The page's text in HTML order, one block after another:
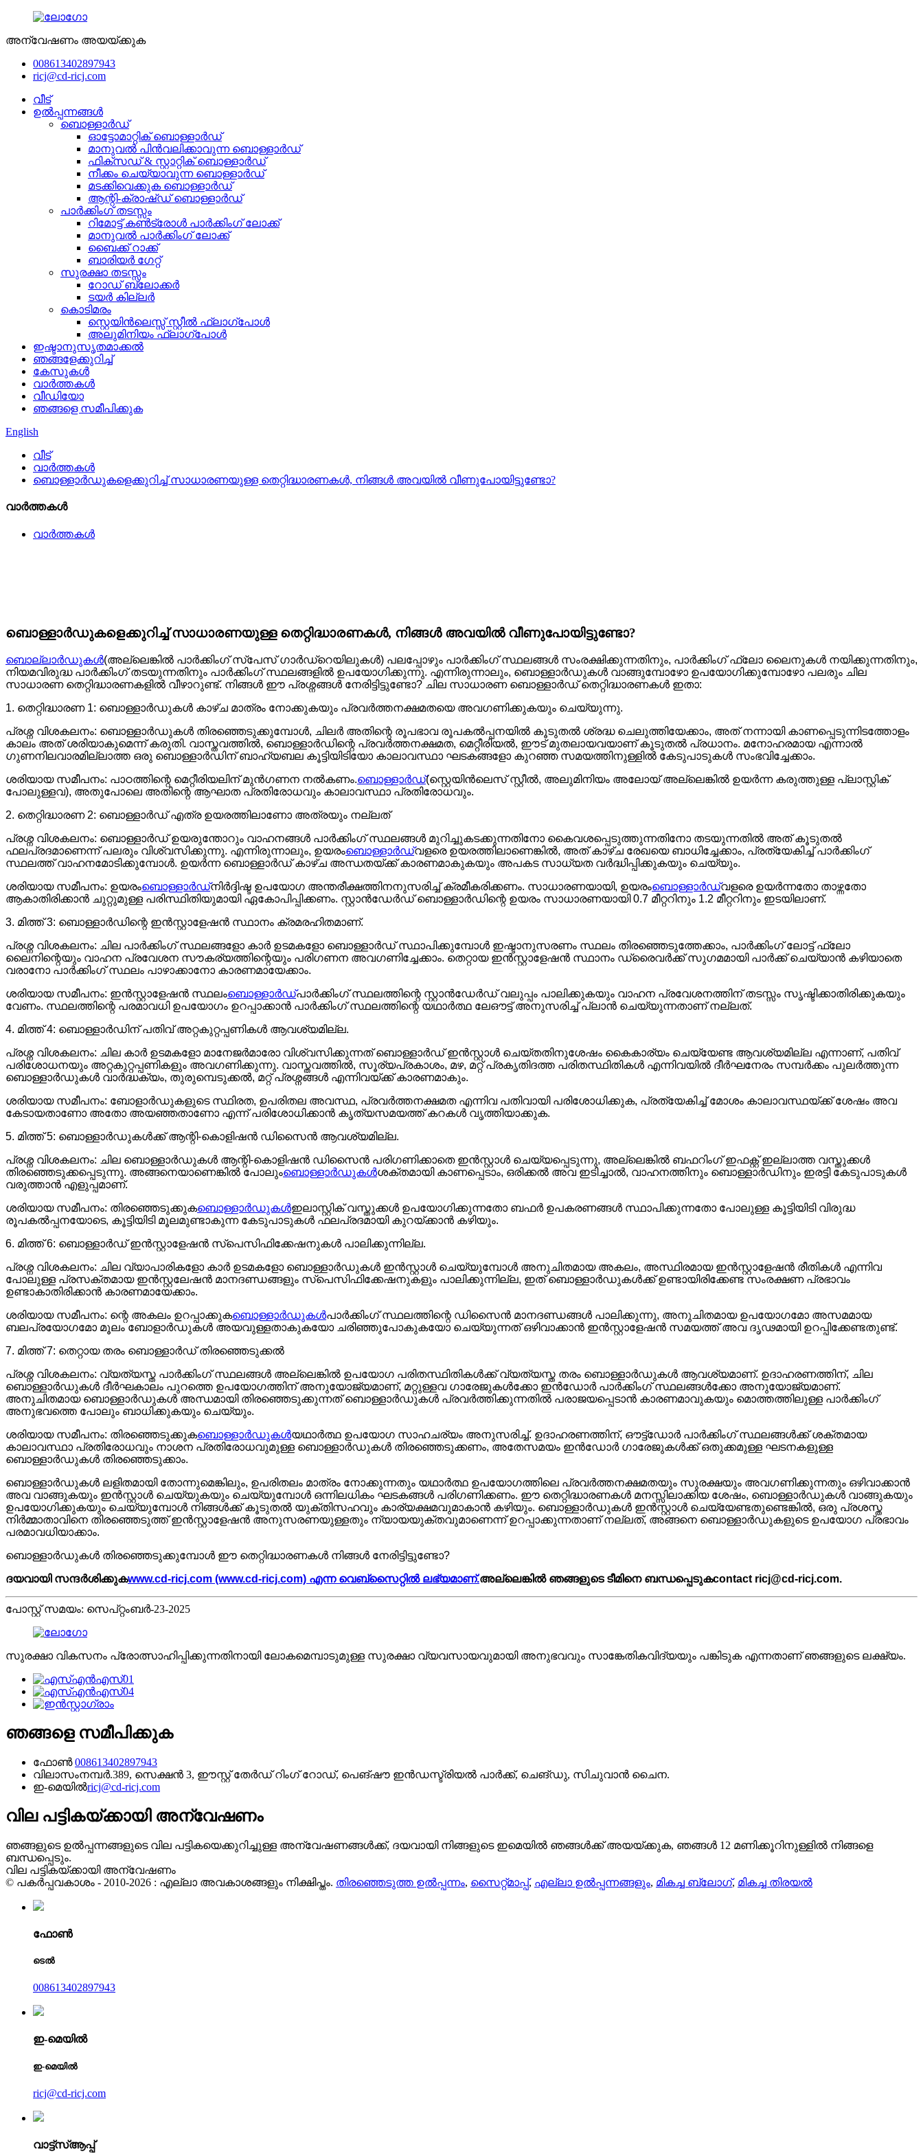
അന്വേഷണം അയയ്ക്കുക
008613402897943
ricj@cd-ricj.com
വീട്
ഉൽപ്പന്നങ്ങൾ
ബൊള്ളാർഡ്
ഓട്ടോമാറ്റിക് ബൊള്ളാർഡ്
മാനുവൽ പിൻവലിക്കാവുന്ന ബൊള്ളാർഡ്
ഫിക്സഡ് & സ്റ്റാറ്റിക് ബൊള്ളാർഡ്
നീക്കം ചെയ്യാവുന്ന ബൊള്ളാർഡ്
മടക്കിവെക്കുക ബൊള്ളാർഡ്
ആന്റി-ക്രാഷ്ഡ് ബൊള്ളാർഡ്
പാർക്കിംഗ് തടസ്സം
റിമോട്ട് കൺട്രോൾ പാർക്കിംഗ് ലോക്ക്
മാനുവൽ പാർക്കിംഗ് ലോക്ക്
ബൈക്ക് റാക്ക്
ബാരിയർ ഗേറ്റ്
സുരക്ഷാ തടസ്സം
റോഡ് ബ്ലോക്കർ
ടയർ കില്ലർ
കൊടിമരം
സ്റ്റെയിൻലെസ്സ് സ്റ്റീൽ ഫ്ലാഗ്പോൾ
അലുമിനിയം ഫ്ലാഗ്പോൾ
ഇഷ്ടാനുസൃതമാക്കൽ
ഞങ്ങളേക്കുറിച്ച്
കേസുകൾ
വാർത്തകൾ
വീഡിയോ
ഞങ്ങളെ സമീപിക്കുക
English
വീട്
വാർത്തകൾ
ബൊള്ളാർഡുകളെക്കുറിച്ച് സാധാരണയുള്ള തെറ്റിദ്ധാരണകൾ, നിങ്ങൾ അവയിൽ വീണുപോയിട്ടുണ്ടോ?
വാർത്തകൾ
വാർത്തകൾ
ബൊള്ളാർഡുകളെക്കുറിച്ച് സാധാരണയുള്ള തെറ്റിദ്ധാരണകൾ, നിങ്ങൾ അവയിൽ വീണുപോയിട്ടുണ്ടോ?
ബൊല്ലാർഡുകൾ(അല്ലെങ്കിൽ പാർക്കിംഗ് സ്‌പേസ് ഗാർഡ്‌റെയിലുകൾ) പലപ്പോഴും പാർക്കിംഗ് സ്ഥലങ്ങൾ സംരക്ഷിക്കുന്നതിനും, പാർക്കിംഗ് ഫ്ലോ ലൈനുകൾ നയിക്കുന്നതിനും,
നിയമവിരുദ്ധ പാർക്കിംഗ് തടയുന്നതിനും പാർക്കിംഗ് സ്ഥലങ്ങളിൽ ഉപയോഗിക്കുന്നു. എന്നിരുന്നാലും, ബൊള്ളാർഡുകൾ വാങ്ങുമ്പോഴോ ഉപയോഗിക്കുമ്പോഴോ പലരും ചില
സാധാരണ തെറ്റിദ്ധാരണകളിൽ വീഴാറുണ്ട്. നിങ്ങൾ ഈ പ്രശ്നങ്ങൾ നേരിട്ടിട്ടുണ്ടോ? ചില സാധാരണ ബൊള്ളാർഡ് തെറ്റിദ്ധാരണകൾ ഇതാ:
1. തെറ്റിദ്ധാരണ 1: ബൊള്ളാർഡുകൾ കാഴ്ച മാത്രം നോക്കുകയും പ്രവർത്തനക്ഷമതയെ അവഗണിക്കുകയും ചെയ്യുന്നു.
പ്രശ്ന വിശകലനം: ബൊള്ളാർഡുകൾ തിരഞ്ഞെടുക്കുമ്പോൾ, ചിലർ അതിന്റെ രൂപഭാവ രൂപകൽപ്പനയിൽ കൂടുതൽ ശ്രദ്ധ ചെലുത്തിയേക്കാം, അത് നന്നായി കാണപ്പെടുന്നിടത്തോളം
കാലം അത് ശരിയാകുമെന്ന് കരുതി. വാസ്തവത്തിൽ, ബൊള്ളാർഡിന്റെ പ്രവർത്തനക്ഷമത, മെറ്റീരിയൽ, ഈട് മുതലായവയാണ് കൂടുതൽ പ്രധാനം. മനോഹരമായ എന്നാൽ
ഗുണനിലവാരമില്ലാത്ത ഒരു ബൊള്ളാർഡിന് ബാഹ്യബല കൂട്ടിയിടിയോ കാലാവസ്ഥാ ഘടകങ്ങളോ കുറഞ്ഞ സമയത്തിനുള്ളിൽ കേടുപാടുകൾ സംഭവിച്ചേക്കാം.
ശരിയായ സമീപനം: പാഠത്തിന്റെ മെറ്റീരിയലിന് മുൻഗണന നൽകണം.ബൊള്ളാർഡ്(സ്റ്റെയിൻലെസ് സ്റ്റീൽ, അലുമിനിയം അലോയ് അല്ലെങ്കിൽ ഉയർന്ന കരുത്തുള്ള പ്ലാസ്റ്റിക്
പോലുള്ളവ), അതുപോലെ അതിന്റെ ആഘാത പ്രതിരോധവും കാലാവസ്ഥാ പ്രതിരോധവും.
2. തെറ്റിദ്ധാരണ 2: ബൊള്ളാർഡ് എത്ര ഉയരത്തിലാണോ അത്രയും നല്ലത്
പ്രശ്ന വിശകലനം: ബൊള്ളാർഡ് ഉയരുന്തോറും വാഹനങ്ങൾ പാർക്കിംഗ് സ്ഥലങ്ങൾ മുറിച്ചുകടക്കുന്നതിനോ കൈവശപ്പെടുത്തുന്നതിനോ തടയുന്നതിൽ അത് കൂടുതൽ
ഫലപ്രദമാണെന്ന് പലരും വിശ്വസിക്കുന്നു. എന്നിരുന്നാലും, ഉയരംബൊള്ളാർഡ്വളരെ ഉയരത്തിലാണെങ്കിൽ, അത് കാഴ്ച രേഖയെ ബാധിച്ചേക്കാം, പ്രത്യേകിച്ച് പാർക്കിംഗ്
സ്ഥലത്ത് വാഹനമോടിക്കുമ്പോൾ. ഉയർന്ന ബൊള്ളാർഡ് കാഴ്ച അന്ധതയ്ക്ക് കാരണമാകുകയും അപകട സാധ്യത വർദ്ധിപ്പിക്കുകയും ചെയ്യും.
ശരിയായ സമീപനം: ഉയരംബൊള്ളാർഡ്നിർദ്ദിഷ്ട ഉപയോഗ അന്തരീക്ഷത്തിനനുസരിച്ച് ക്രമീകരിക്കണം. സാധാരണയായി, ഉയരംബൊള്ളാർഡ്വളരെ ഉയർന്നതോ താഴ്ന്നതോ
ആകാതിരിക്കാൻ ചുറ്റുമുള്ള പരിസ്ഥിതിയുമായി ഏകോപിപ്പിക്കണം. സ്റ്റാൻഡേർഡ് ബൊള്ളാർഡിന്റെ ഉയരം സാധാരണയായി 0.7 മീറ്ററിനും 1.2 മീറ്ററിനും ഇടയിലാണ്.
3. മിത്ത് 3: ബൊള്ളാർഡിന്റെ ഇൻസ്റ്റാളേഷൻ സ്ഥാനം ക്രമരഹിതമാണ്.
പ്രശ്ന വിശകലനം: ചില പാർക്കിംഗ് സ്ഥലങ്ങളോ കാർ ഉടമകളോ ബൊള്ളാർഡ് സ്ഥാപിക്കുമ്പോൾ ഇഷ്ടാനുസരണം സ്ഥലം തിരഞ്ഞെടുത്തേക്കാം, പാർക്കിംഗ് ലോട്ട് ഫ്ലോ
ലൈനിന്റെയും വാഹന പ്രവേശന സൗകര്യത്തിന്റെയും പരിഗണന അവഗണിച്ചേക്കാം. തെറ്റായ ഇൻസ്റ്റാളേഷൻ സ്ഥാനം ഡ്രൈവർക്ക് സുഗമമായി പാർക്ക് ചെയ്യാൻ കഴിയാതെ
വരാനോ പാർക്കിംഗ് സ്ഥലം പാഴാക്കാനോ കാരണമായേക്കാം.
ശരിയായ സമീപനം: ഇൻസ്റ്റാളേഷൻ സ്ഥലംബൊള്ളാർഡ്പാർക്കിംഗ് സ്ഥലത്തിന്റെ സ്റ്റാൻഡേർഡ് വലുപ്പം പാലിക്കുകയും വാഹന പ്രവേശനത്തിന് തടസ്സം സൃഷ്ടിക്കാതിരിക്കുകയും
വേണം. സ്ഥലത്തിന്റെ പരമാവധി ഉപയോഗം ഉറപ്പാക്കാൻ പാർക്കിംഗ് സ്ഥലത്തിന്റെ യഥാർത്ഥ ലേഔട്ട് അനുസരിച്ച് പ്ലാൻ ചെയ്യുന്നതാണ് നല്ലത്.
4. മിത്ത് 4: ബൊള്ളാർഡിന് പതിവ് അറ്റകുറ്റപ്പണികൾ ആവശ്യമില്ല.
പ്രശ്ന വിശകലനം: ചില കാർ ഉടമകളോ മാനേജർമാരോ വിശ്വസിക്കുന്നത് ബൊള്ളാർഡ് ഇൻസ്റ്റാൾ ചെയ്തതിനുശേഷം കൈകാര്യം ചെയ്യേണ്ട ആവശ്യമില്ല എന്നാണ്, പതിവ്
പരിശോധനയും അറ്റകുറ്റപ്പണികളും അവഗണിക്കുന്നു. വാസ്തവത്തിൽ, സൂര്യപ്രകാശം, മഴ, മറ്റ് പ്രകൃതിദത്ത പരിതസ്ഥിതികൾ എന്നിവയിൽ ദീർഘനേരം സമ്പർക്കം പുലർത്തുന്ന
ബൊള്ളാർഡുകൾ വാർദ്ധക്യം, തുരുമ്പെടുക്കൽ, മറ്റ് പ്രശ്നങ്ങൾ എന്നിവയ്ക്ക് കാരണമാകും.
ശരിയായ സമീപനം: ബോളാർഡുകളുടെ സ്ഥിരത, ഉപരിതല അവസ്ഥ, പ്രവർത്തനക്ഷമത എന്നിവ പതിവായി പരിശോധിക്കുക, പ്രത്യേകിച്ച് മോശം കാലാവസ്ഥയ്ക്ക് ശേഷം അവ
കേടായതാണോ അതോ അയഞ്ഞതാണോ എന്ന് പരിശോധിക്കാൻ കൃത്യസമയത്ത് കറകൾ വൃത്തിയാക്കുക.
5. മിത്ത് 5: ബൊള്ളാർഡുകൾക്ക് ആന്റി-കൊളിഷൻ ഡിസൈൻ ആവശ്യമില്ല.
പ്രശ്ന വിശകലനം: ചില ബൊള്ളാർഡുകൾ ആന്റി-കൊളിഷൻ ഡിസൈൻ പരിഗണിക്കാതെ ഇൻസ്റ്റാൾ ചെയ്യപ്പെടുന്നു, അല്ലെങ്കിൽ ബഫറിംഗ് ഇഫക്റ്റ് ഇല്ലാത്ത വസ്തുക്കൾ
തിരഞ്ഞെടുക്കപ്പെടുന്നു. അങ്ങനെയാണെങ്കിൽ പോലുംബൊള്ളാർഡുകൾശക്തമായി കാണപ്പെടാം, ഒരിക്കൽ അവ ഇടിച്ചാൽ, വാഹനത്തിനും ബൊള്ളാർഡിനും ഇരട്ടി കേടുപാടുകൾ
വരുത്താൻ എളുപ്പമാണ്.
ശരിയായ സമീപനം: തിരഞ്ഞെടുക്കുകബൊള്ളാർഡുകൾഇലാസ്റ്റിക് വസ്തുക്കൾ ഉപയോഗിക്കുന്നതോ ബഫർ ഉപകരണങ്ങൾ സ്ഥാപിക്കുന്നതോ പോലുള്ള കൂട്ടിയിടി വിരുദ്ധ
രൂപകൽപ്പനയോടെ, കൂട്ടിയിടി മൂലമുണ്ടാകുന്ന കേടുപാടുകൾ ഫലപ്രദമായി കുറയ്ക്കാൻ കഴിയും.
6. മിത്ത് 6: ബൊള്ളാർഡ് ഇൻസ്റ്റാളേഷൻ സ്പെസിഫിക്കേഷനുകൾ പാലിക്കുന്നില്ല.
പ്രശ്ന വിശകലനം: ചില വ്യാപാരികളോ കാർ ഉടമകളോ ബൊള്ളാർഡുകൾ ഇൻസ്റ്റാൾ ചെയ്യുമ്പോൾ അനുചിതമായ അകലം, അസ്ഥിരമായ ഇൻസ്റ്റാളേഷൻ രീതികൾ എന്നിവ
പോലുള്ള പ്രസക്തമായ ഇൻസ്റ്റലേഷൻ മാനദണ്ഡങ്ങളും സ്പെസിഫിക്കേഷനുകളും പാലിക്കുന്നില്ല, ഇത് ബൊള്ളാർഡുകൾക്ക് ഉണ്ടായിരിക്കേണ്ട സംരക്ഷണ പ്രഭാവം
ഉണ്ടാകാതിരിക്കാൻ കാരണമായേക്കാം.
ശരിയായ സമീപനം: ന്റെ അകലം ഉറപ്പാക്കുകബൊള്ളാർഡുകൾപാർക്കിംഗ് സ്ഥലത്തിന്റെ ഡിസൈൻ മാനദണ്ഡങ്ങൾ പാലിക്കുന്നു, അനുചിതമായ ഉപയോഗമോ അസമമായ
ബലപ്രയോഗമോ മൂലം ബോളാർഡുകൾ അയവുള്ളതാകുകയോ ചരിഞ്ഞുപോകുകയോ ചെയ്യുന്നത് ഒഴിവാക്കാൻ ഇൻസ്റ്റാളേഷൻ സമയത്ത് അവ ദൃഢമായി ഉറപ്പിക്കേണ്ടതുണ്ട്.
7. മിത്ത് 7: തെറ്റായ തരം ബൊള്ളാർഡ് തിരഞ്ഞെടുക്കൽ
പ്രശ്ന വിശകലനം: വ്യത്യസ്ത പാർക്കിംഗ് സ്ഥലങ്ങൾ അല്ലെങ്കിൽ ഉപയോഗ പരിതസ്ഥിതികൾക്ക് വ്യത്യസ്ത തരം ബൊള്ളാർഡുകൾ ആവശ്യമാണ്. ഉദാഹരണത്തിന്, ചില
ബൊള്ളാർഡുകൾ ദീർഘകാലം പുറത്തെ ഉപയോഗത്തിന് അനുയോജ്യമാണ്, മറ്റുള്ളവ ഗാരേജുകൾക്കോ ​​ഇൻഡോർ പാർക്കിംഗ് സ്ഥലങ്ങൾക്കോ ​​അനുയോജ്യമാണ്.
അനുചിതമായ ബൊള്ളാർഡുകൾ അന്ധമായി തിരഞ്ഞെടുക്കുന്നത് ബൊള്ളാർഡുകൾ പ്രവർത്തിക്കുന്നതിൽ പരാജയപ്പെടാൻ കാരണമാവുകയും മൊത്തത്തിലുള്ള പാർക്കിംഗ്
അനുഭവത്തെ പോലും ബാധിക്കുകയും ചെയ്യും.
ശരിയായ സമീപനം: തിരഞ്ഞെടുക്കുകബൊള്ളാർഡുകൾയഥാർത്ഥ ഉപയോഗ സാഹചര്യം അനുസരിച്ച്. ഉദാഹരണത്തിന്, ഔട്ട്ഡോർ പാർക്കിംഗ് സ്ഥലങ്ങൾക്ക് ശക്തമായ
കാലാവസ്ഥാ പ്രതിരോധവും നാശന പ്രതിരോധവുമുള്ള ബൊള്ളാർഡുകൾ തിരഞ്ഞെടുക്കണം, അതേസമയം ഇൻഡോർ ഗാരേജുകൾക്ക് ഒതുക്കമുള്ള ഘടനകളുള്ള
ബൊള്ളാർഡുകൾ തിരഞ്ഞെടുക്കാം.
ബൊള്ളാർഡുകൾ ലളിതമായി തോന്നുമെങ്കിലും, ഉപരിതലം മാത്രം നോക്കുന്നതും യഥാർത്ഥ ഉപയോഗത്തിലെ പ്രവർത്തനക്ഷമതയും സുരക്ഷയും അവഗണിക്കുന്നതും ഒഴിവാക്കാൻ
അവ വാങ്ങുകയും ഇൻസ്റ്റാൾ ചെയ്യുകയും ചെയ്യുമ്പോൾ ഒന്നിലധികം ഘടകങ്ങൾ പരിഗണിക്കണം. ഈ തെറ്റിദ്ധാരണകൾ മനസ്സിലാക്കിയ ശേഷം, ബൊള്ളാർഡുകൾ വാങ്ങുകയും
ഉപയോഗിക്കുകയും ചെയ്യുമ്പോൾ നിങ്ങൾക്ക് കൂടുതൽ യുക്തിസഹവും കാര്യക്ഷമവുമാകാൻ കഴിയും. ബൊള്ളാർഡുകൾ ഇൻസ്റ്റാൾ ചെയ്യേണ്ടതുണ്ടെങ്കിൽ, ഒരു പ്രശസ്ത
നിർമ്മാതാവിനെ തിരഞ്ഞെടുത്ത് ഇൻസ്റ്റാളേഷൻ അനുസരണയുള്ളതും ന്യായയുക്തവുമാണെന്ന് ഉറപ്പാക്കുന്നതാണ് നല്ലത്, അങ്ങനെ ബൊള്ളാർഡുകളുടെ ഉപയോഗ പ്രഭാവം
പരമാവധിയാക്കാം.
ബൊള്ളാർഡുകൾ തിരഞ്ഞെടുക്കുമ്പോൾ ഈ തെറ്റിദ്ധാരണകൾ നിങ്ങൾ നേരിട്ടിട്ടുണ്ടോ?
ദയവായി സന്ദർശിക്കുകwww.cd-ricj.com (www.cd-ricj.com) എന്ന വെബ്‌സൈറ്റിൽ ലഭ്യമാണ്.അല്ലെങ്കിൽ ഞങ്ങളുടെ ടീമിനെ ബന്ധപ്പെടുകcontact ricj@cd-ricj.com.
പോസ്റ്റ് സമയം: സെപ്റ്റംബർ-23-2025
സുരക്ഷാ വികസനം പ്രോത്സാഹിപ്പിക്കുന്നതിനായി ലോകമെമ്പാടുമുള്ള സുരക്ഷാ വ്യവസായവുമായി അനുഭവവും സാങ്കേതികവിദ്യയും പങ്കിടുക എന്നതാണ് ഞങ്ങളുടെ ലക്ഷ്യം.
ഞങ്ങളെ സമീപിക്കുക
ഫോൺ 008613402897943
വിലാസംനമ്പർ.389, സെക്ഷൻ 3, ഈസ്റ്റ് തേർഡ് റിംഗ് റോഡ്, പെങ്‌ഷൗ ഇൻഡസ്ട്രിയൽ പാർക്ക്, ചെങ്‌ഡു, സിചുവാൻ ചൈന.
ഇ-മെയിൽricj@cd-ricj.com
വില പട്ടികയ്ക്കായി അന്വേഷണം
ഞങ്ങളുടെ ഉൽപ്പന്നങ്ങളുടെ വില പട്ടികയെക്കുറിച്ചുള്ള അന്വേഷണങ്ങൾക്ക്, ദയവായി നിങ്ങളുടെ ഇമെയിൽ ഞങ്ങൾക്ക് അയയ്ക്കുക, ഞങ്ങൾ 12 മണിക്കൂറിനുള്ളിൽ നിങ്ങളെ
ബന്ധപ്പെടും.
വില പട്ടികയ്ക്കായി അന്വേഷണം
© പകർപ്പവകാശം - 2010-2026 : എല്ലാ അവകാശങ്ങളും നിക്ഷിപ്തം. തിരഞ്ഞെടുത്ത ഉൽപ്പന്നം, സൈറ്റ്മാപ്പ്, എല്ലാ ഉൽപ്പന്നങ്ങളും, മികച്ച ബ്ലോഗ്, മികച്ച തിരയൽ
ഫോൺ
ടെൽ
008613402897943
ഇ-മെയിൽ
ഇ-മെയിൽ
ricj@cd-ricj.com
വാട്ട്‌സ്ആപ്പ്